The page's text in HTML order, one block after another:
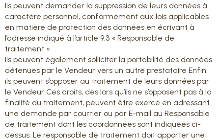
Ils peuvent demander la suppression de leurs données à
caractère personnel, conformément aux lois applicables
en matière de protection des données en écrivant à
l’adresse indiqué à l’article 9.3 « Responsable de
traitement »
Ils peuvent également solliciter la portabilité des données
détenues par le Vendeur vers un autre prestataire Enfin,
ils peuvent s’opposer au traitement de leurs données par
le Vendeur Ces droits, dès lors qu’ils ne s’opposent pas à la
finalité du traitement, peuvent être exercé en adressant
une demande par courrier ou par E-mail au Responsable
de traitement dont les coordonnées sont indiquées ci-
dessus. Le responsable de traitement doit apporter une